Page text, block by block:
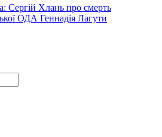
Сергій Хлань про смерть
ОДА Геннадія Лагути